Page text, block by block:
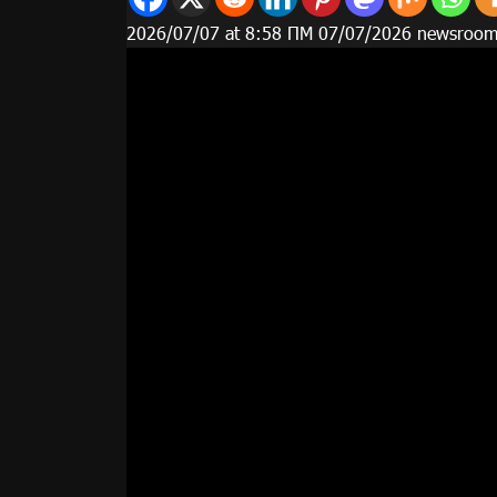
2026/07/07 at 8:58 ΠΜ 07/07/2026 newsroom